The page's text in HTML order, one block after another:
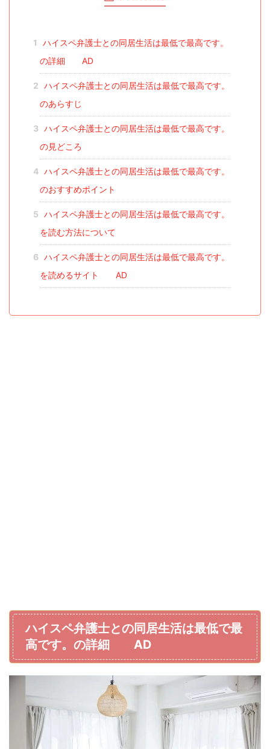
1
ハイスペ弁護士との同居生活は最低で最高です。
の詳細 AD
2 ハイスペ弁護士との同居生活は最低で最高です。
のあらすじ
3 ハイスペ弁護士との同居生活は最低で最高です。
の見どころ
4 ハイスペ弁護士との同居生活は最低で最高です。
のおすすめポイント
5 ハイスペ弁護士との同居生活は最低で最高です。
を読む方法について
6 ハイスペ弁護士との同居生活は最低で最高です。
を読めるサイト AD
ハイスペ弁護士との同居生活は最低で最
高です。の詳細 AD